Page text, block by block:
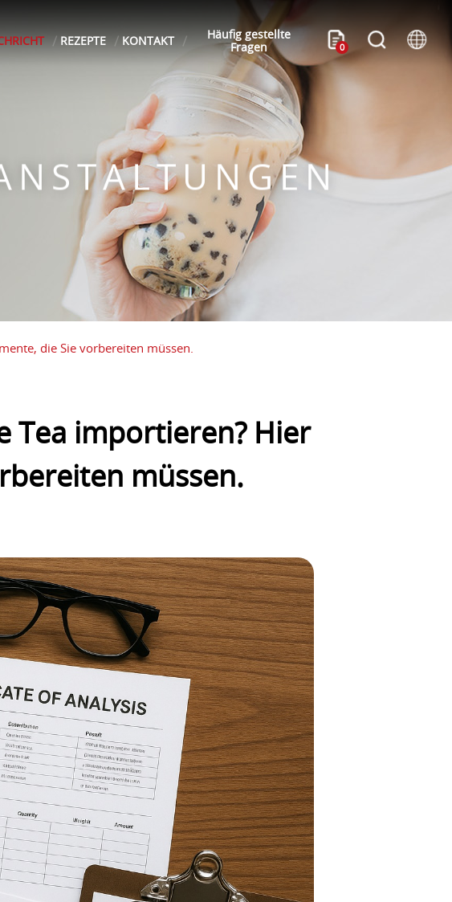
REZEPTE KONTAKT
Häufig gestellte
Fragen
0
die Sie vorbereiten müssen.
Tea importieren? Hier
müssen.